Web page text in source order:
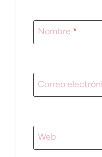
Nombre *
Correo
Web